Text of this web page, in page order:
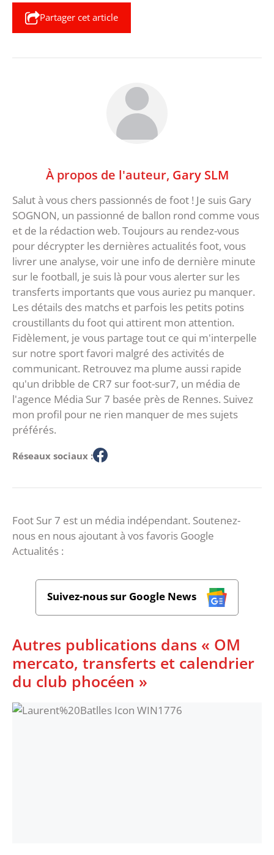
Partager cet article
À propos de l'auteur, Gary SLM
Salut à vous chers passionnés de foot ! Je suis Gary
SOGNON, un passionné de ballon rond comme vous
et de la rédaction web. Toujours au rendez-vous
pour décrypter les dernières actualités foot, vous
livrer une analyse, voir une info de dernière minute
sur le football, je suis là pour vous alerter sur les
transferts importants que vous auriez pu manquer.
Les détails des matchs et parfois les petits potins
croustillants du foot qui attirent mon attention.
Fidèlement, je vous partage tout ce qui m'interpelle
sur notre sport favori malgré des activités de
communicant. Retrouvez ma plume aussi rapide
qu'un dribble de CR7 sur foot-sur7, un média de
l'agence Média Sur 7 basée près de Rennes. Suivez
mon profil pour ne rien manquer de mes sujets
préférés.
Réseaux sociaux :
Foot Sur 7 est un média indépendant. Soutenez-
nous en nous ajoutant à vos favoris Google
Actualités :
Suivez-nous sur Google News
Autres publications dans « OM
mercato, transferts et calendrier
du club phocéen »